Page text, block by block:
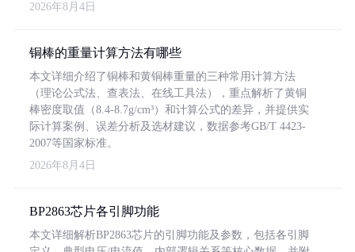
2026年8月4日
铜棒的重量计算方法有哪些
本文详细介绍了铜棒和黄铜棒重量的三种常用计算方法
（理论公式法、查表法、在线工具法），重点解析了黄铜
棒密度取值（8.4-8.7g/cm³）和计算公式的差异，并提供实
际计算案例、误差分析及选材建议，数据参考GB/T 4423-
2007等国家标准。
2026年8月4日
BP2863芯片各引脚功能
本文详细解析BP2863芯片的引脚功能及参数，包括各引脚